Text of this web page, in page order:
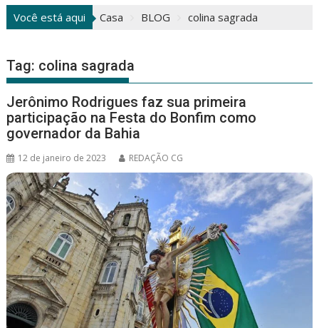
Você está aqui Casa BLOG colina sagrada
Tag: colina sagrada
Jerônimo Rodrigues faz sua primeira
participação na Festa do Bonfim como
governador da Bahia
12 de janeiro de 2023 REDAÇÃO CG